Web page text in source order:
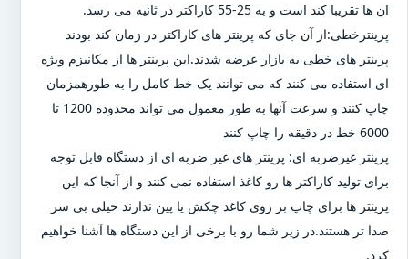
ان ها تقریبا کند است و به 25-55 کاراکتر در ثانیه می رسد.
پرینترخطی:از آن جای که پرینتر های کاراکتر در زمان کند بودند
پرینتر های خطی به بازار عرضه شدند.این پرینتر ها از مکانیزم ویژه
ای استفاده می کنند که می توانند یک خط کامل را به طورهمزمان
چاپ کنند و سرعت آنها به طور معمول می تواند محدوده 1200 تا
6000 خط در دقیقه را چاپ کنند
پرینتر غیرضربه ای: پرینتر های غیر ضربه ای از دستگاه قابل توجه
برای تولید کاراکتر ها رو کاغذ استفاده نمی کنند و از آنجا که این
پرینتر ها برای چاپ بر روی کاغذ چکش یا پین ندارند خیلی بی سر
صدا تر هستند.در زیر شما رو با برخی از این دستگاه ها آشنا خواهیم
کرد.